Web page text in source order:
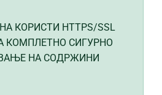
КОРИСТИ HTTPS/SSL
КОМПЛЕТНО СИГУРНО
НА СОДРЖИНИ